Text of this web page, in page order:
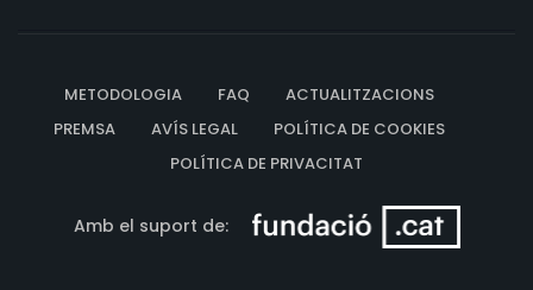
METODOLOGIA FAQ
ACTUALITZACIONS
PREMSA
AVÍS LEGAL
POLÍTICA DE COOKIES
POLÍTICA DE PRIVACITAT
Amb el suport de: